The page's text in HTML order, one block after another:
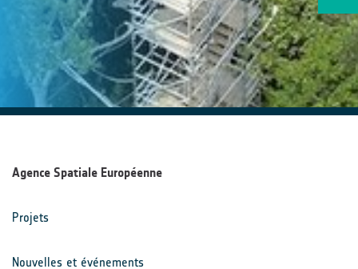
Agence Spatiale Européenne
Projets
Nouvelles et événements